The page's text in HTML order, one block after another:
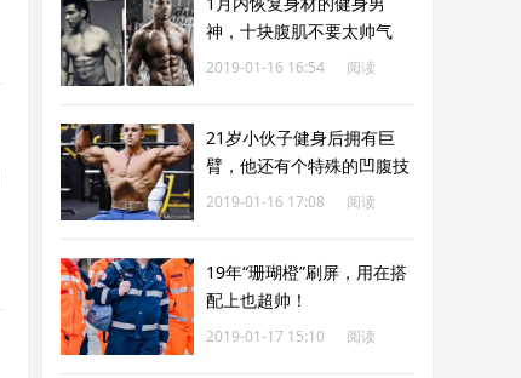
神，十块腹肌不要太帅气
2019-01-16 16:54
阅读
21岁小伙子健身后拥有巨
臂，他还有个特殊的凹腹技
能
2019-01-16 17:08
阅读
19年“珊瑚橙”刷屏，用在搭
配上也超帅！
2019-01-17 15:10
阅读